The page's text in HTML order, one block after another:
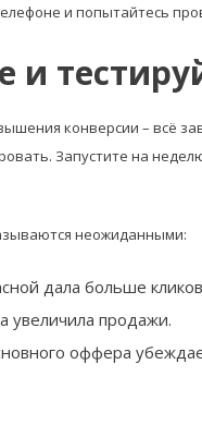
и попытайтесь
и
конверсии – всё
Запустите на
неожиданными:
дала больше
увеличила продажи.
оффера